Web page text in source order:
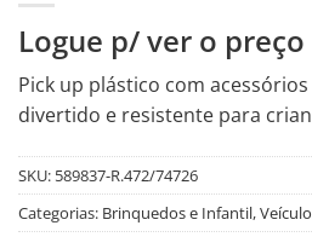
Logue p/ ver o preço
Pick up plástico com acessórios
divertido e resistente para
SKU: 589837-R.472/74726
Categorias: Brinquedos e Infantil,